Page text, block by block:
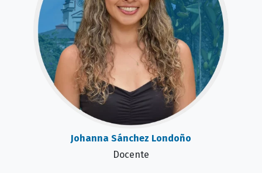
Johanna Sánchez Londoño
Docente